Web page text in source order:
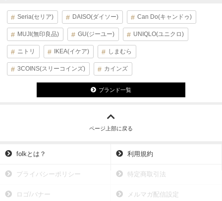
Seria(セリア) DAISO(ダイソー) Can Do(キャンドゥ)
MUJI(無印良品) GU(ジーユー) UNIQLO(ユニクロ)
ニトリ IKEA(イケア) しまむら
3COINS(スリーコインズ) カインズ
ブランド一覧
ページ上部に戻る
folkとは？ 利用規約
プライバシーポリシー 特定商取引法
ロゴ/バナー メルマガ配信設定